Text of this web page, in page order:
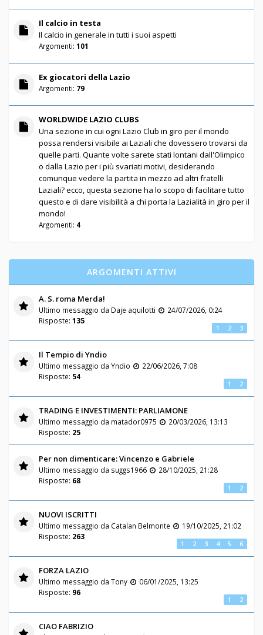
Il calcio in testa
Il calcio in generale in tutti i suoi aspetti
Argomenti: 101
Ex giocatori della Lazio
Argomenti: 79
WORLDWIDE LAZIO CLUBS
Una sezione in cui ogni Lazio Club in giro per il mondo
possa rendersi visibile ai Laziali che dovessero trovarsi da
quelle parti. Quante volte sarete stati lontani dall'Olimpico
o dalla Lazio per i più svariati motivi, desiderando
comunque vedere la partita in mezzo ad altri fratelli
Laziali? ecco, questa sezione ha lo scopo di facilitare tutto
questo e di dare visibilità a chi porta la Lazialità in giro per il
mondo!
Argomenti: 4
ARGOMENTI ATTIVI
A. S. roma Merda!
Ultimo messaggio da Daje aquilotti
24/07/2026, 0:24
Risposte: 135
1 2 3
Il Tempio di Yndio
Ultimo messaggio da Yndio
22/06/2026, 7:08
Risposte: 54
1 2
TRADING E INVESTIMENTI: PARLIAMONE
Ultimo messaggio da matador0975
20/03/2026, 13:13
Risposte: 25
Per non dimenticare: Vincenzo e Gabriele
Ultimo messaggio da suggs1966
28/10/2025, 21:28
Risposte: 68
1 2
NUOVI ISCRITTI
Ultimo messaggio da Catalan Belmonte
19/10/2025, 21:02
Risposte: 263
1 2 3 4 5 6
FORZA LAZIO
Ultimo messaggio da Tony
06/01/2025, 13:25
Risposte: 96
1 2
CIAO FABRIZIO